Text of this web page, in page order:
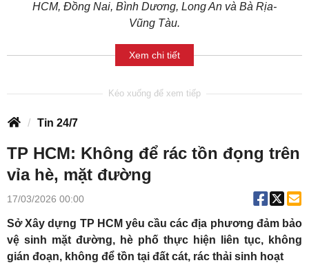
HCM, Đồng Nai, Bình Dương, Long An và Bà Rịa-
Vũng Tàu.
Xem chi tiết
Tin 24/7
TP HCM: Không để rác tồn đọng trên
vỉa hè, mặt đường
17/03/2026 00:00
Sở Xây dựng TP HCM yêu cầu các địa phương đảm bảo
vệ sinh mặt đường, hè phố thực hiện liên tục, không
gián đoạn, không để tồn tại đất cát, rác thải sinh hoạt